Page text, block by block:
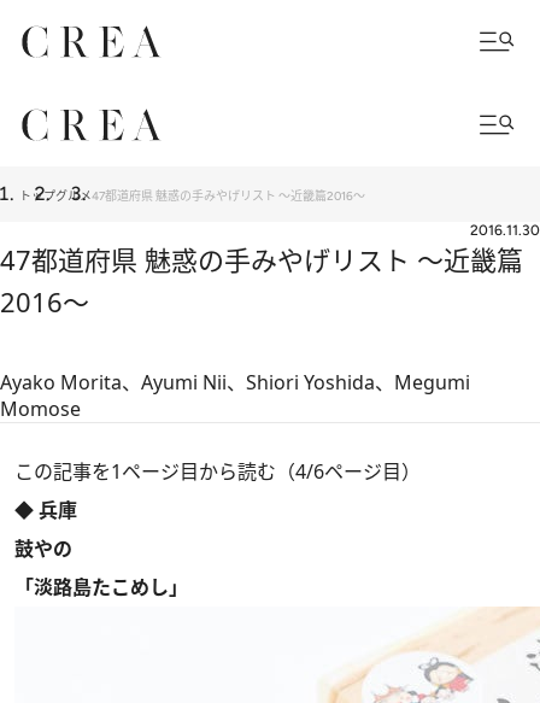
トップグルメ47都道府県 魅惑の手みやげリスト ～近畿篇2016～
2016.11.30
47都道府県 魅惑の手みやげリスト ～近畿篇
2016～
Ayako Morita、Ayumi Nii、Shiori Yoshida、Megumi
Momose
この記事を1ページ目から読む（4/6ページ目）
◆ 兵庫
鼓やの
「淡路島たこめし」